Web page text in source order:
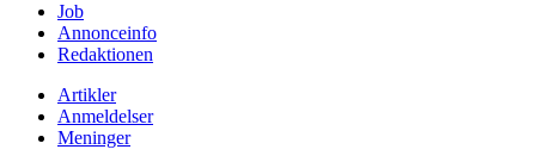
Job
Annonceinfo
Redaktionen
Artikler
Anmeldelser
Meninger